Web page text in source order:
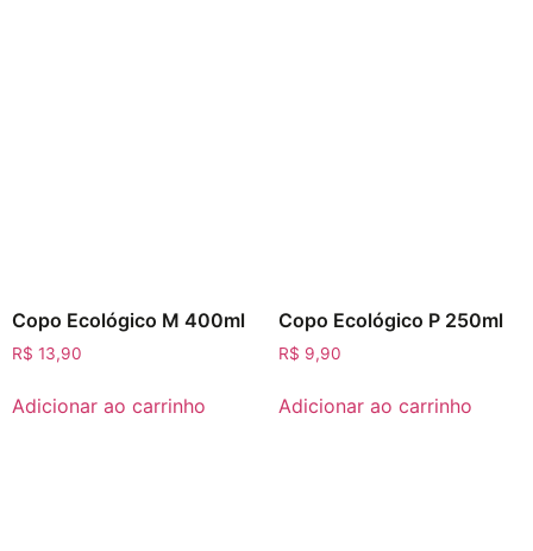
Copo Ecológico M 400ml
R$ 13,90
Adicionar ao carrinho
Copo Ecológico P 250ml
R$ 9,90
Adicionar ao carrinho